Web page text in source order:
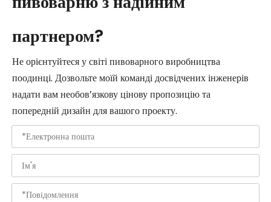
партнером?
Не орієнтуйтеся у світі пивоварного виробництва
поодинці. Дозвольте моїй команді досвідчених інженерів
надати вам необов’язкову цінову пропозицію та
попередній дизайн для вашого проекту.